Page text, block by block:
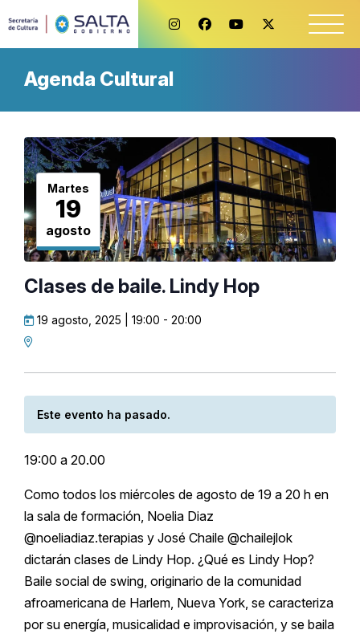
Agenda Cultural
Martes
19
agosto
Clases de baile. Lindy Hop
19 agosto, 2025 | 19:00 - 20:00
Este evento ha pasado.
19:00 a 20.00
Como todos los miércoles de agosto de 19 a 20 h en
la sala de formación, Noelia Diaz
@noeliadiaz.terapias y José Chaile @chailejlok
dictarán clases de Lindy Hop. ¿Qué es Lindy Hop?
Baile social de swing, originario de la comunidad
afroamericana de Harlem, Nueva York, se caracteriza
por su energía, musicalidad e improvisación, y se baila